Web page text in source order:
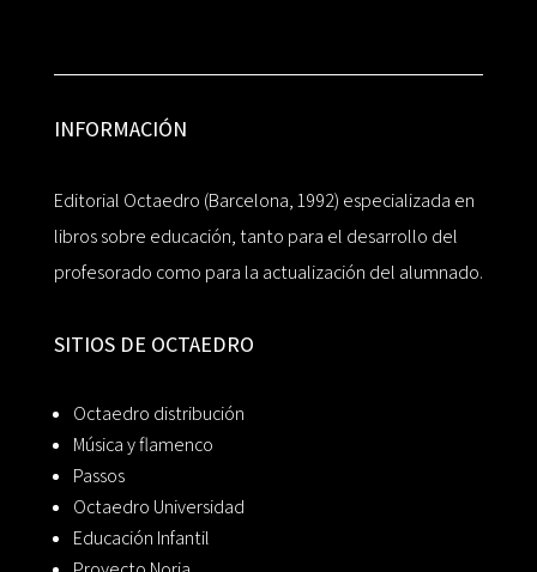
INFORMACIÓN
Editorial Octaedro (Barcelona, 1992) especializada en
libros sobre educación, tanto para el desarrollo del
profesorado como para la actualización del alumnado.
SITIOS DE OCTAEDRO
Octaedro distribución
Música y flamenco
Passos
Octaedro Universidad
Educación Infantil